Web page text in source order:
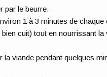
par le beurre.
1 à 3 minutes de
cuit) tout en nourrissant
viande pendant quelques